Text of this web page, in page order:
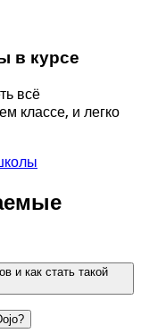
в курсе
всё
классе, и легко
и как стать такой